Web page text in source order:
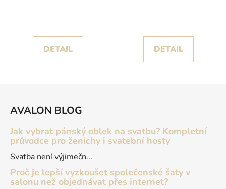
DETAIL DETAIL
AVALON BLOG
Jak vybrat pánský oblek na svatbu? Kompletní
průvodce pro ženichy i svatební hosty
Svatba není výjimečn...
Proč je lepší vyzkoušet společenské šaty v
salonu než objednávat přes internet?